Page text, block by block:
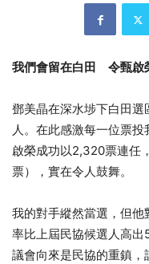
我們會留在白田 令甄啟
鄧美晶在深水埗下白田選
人。在此感激每一位票
啟榮成功以2,320票連任
票），實在令人鼓舞。
我的對手縱然當選，但
率比上屆民協候選人高
議會向來是民協的重鎮